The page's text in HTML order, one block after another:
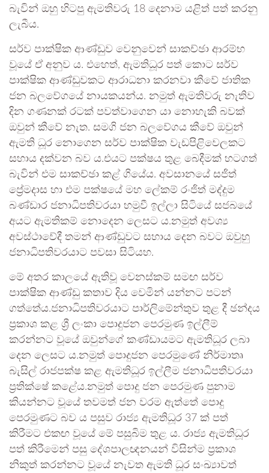
බැවින් ඔහු හිටපු ඇමතිවරු 18 දෙනාම යළිත් පත් කරනු
ලැබීය.
සර්ව පාක්ෂික ආණ්ඩුව වෙනුවෙන් සාකච්ඡා ආරම්භ
වූයේ ඒ අනුව ය. එහෙත්, ඇමතිධූර පත් කොට සර්ව
පාක්ෂික ආණ්ඩුවකට ආරාධනා කරනවා කීවේ ජාතික
ජන බලවේගයේ නායකයන්ය. නමුත් ඇමතිවරු නැතිව
දින ගණනක් රටක් පවත්වාගෙන යා නොහැකි බවක්
ඔවුන් කීවේ නැත. සමගි ජන බලවේගය කීවේ ඔවුන්
ඇමති ධූර නොගෙන සර්ව පාක්ෂික වැඩපිළිවෙලකට
සහාය දක්වන බව ය.එයට පක්ෂය තුළ බෙදීමක් හටගත්
බැවින් එම සාකච්ඡා කළ් ගියේය. අවසානයේ සජිත්
ප්‍රේමදාස හා එම පක්ෂයේ මහ ලේකම් රංජිත් මද්දුම
බණ්ඩාර ජනාධිපතිවරයා හමුවී ඉල්ලා සිටියේ සජබයේ
අයට ඇමතිකම් නොදෙන ලෙසට ය.නමුත් අවශ්‍ය
අවස්ථාවේදී තමන් ආණ්ඩුවට සහාය දෙන බවට ඔවුහු
ජනාධිපතිවරයාට පවසා සිටියහ.
මේ අතර කාලයේ ඇතිවූ වෙනස්කම් සමඟ සර්ව
පාක්ෂික ආණ්ඩු කතාව දිය වෙමින් යන්නට පටන්
ගත්තේය.ජනාධිපතිවරයාට පාර්ලිමේන්තුව තුළ දී ඡන්දය
ප්‍රකාශ කළ ශ්‍රී ලංකා පොදුජන පෙරමුණ ඉල්ලීම්
කරන්නට වූයේ ඔවුන්ගේ කණ්ඩායමට ඇමතිධූර ලබා
දෙන ලෙසට ය.නමුත් පොදුජන පෙරමුණේ නිර්මාතෘ
බැසිල් රාජපක්ෂ කළ ඇමතිධූර ඉල්ලීම ජනාධිපතිවරයා
ප්‍රතික්ෂේ කළේය.නමුත් පොදු ජන පෙරමුණ පුනාම
කියන්නට වූයේ තවමත් ජන වරම ඇත්තේ පොදු
පෙරමුණට බව ය පසුව රාජ්‍ය ඇමතිධූර 37 ක් පත්
කිරීමට එකඟ වූයේ මේ පසුබිම තුළ ය. රාජ්‍ය ඇමතිධූර
පත් කිරීමෙන් පසු දේශපාලඥනයන් විසින්ම ප්‍රකාශ
නිකුත් කරන්නට වූයේ නැවත ඇමති ධූර සංඛ්‍යාවත්